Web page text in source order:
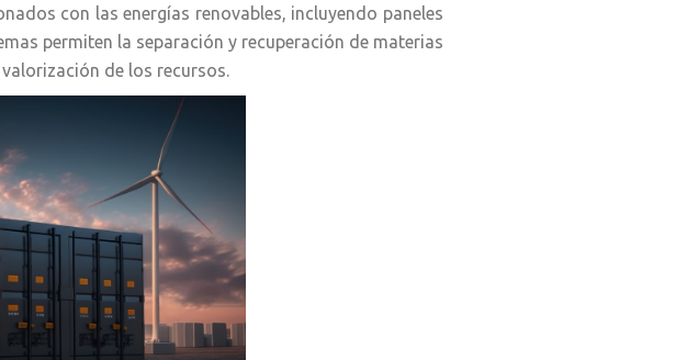
con las energías renovables, incluyendo paneles
permiten la separación y recuperación de materias
de los recursos.